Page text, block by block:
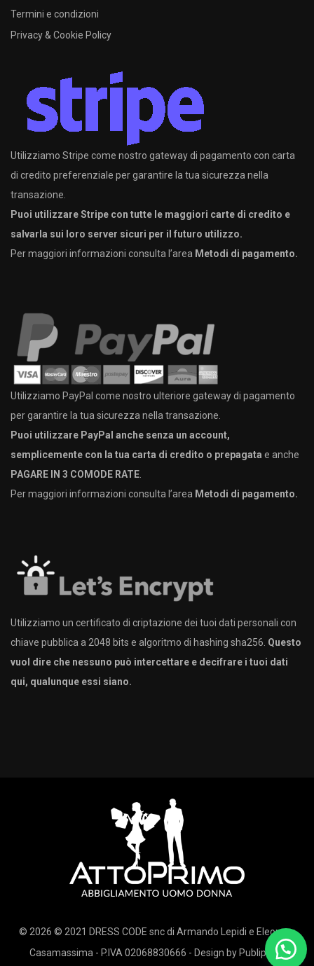
Termini e condizioni
Privacy & Cookie Policy
Utilizziamo Stripe come nostro gateway di pagamento con carta
di credito preferenziale per garantire la tua sicurezza nella
transazione.
Puoi utilizzare Stripe con tutte le maggiori carte di credito e
salvarla sui loro server sicuri per il futuro utilizzo.
Per maggiori informazioni consulta l’area Metodi di pagamento.
Utilizziamo PayPal come nostro ulteriore gateway di pagamento
per garantire la tua sicurezza nella transazione.
Puoi utilizzare PayPal anche senza un account,
semplicemente con la tua carta di credito o prepagata e anche
PAGARE IN 3 COMODE RATE.
Per maggiori informazioni consulta l’area Metodi di pagamento.
Utilizziamo un certificato di criptazione dei tuoi dati personali con
chiave pubblica a 2048 bits e algoritmo di hashing sha256. Questo
vuol dire che nessuno può intercettare e decifrare i tuoi dati
qui, qualunque essi siano.
© 2026 © 2021 DRESS CODE snc di Armando Lepidi e Eleonora
Casamassima - P.IVA 02068830666 - Design by Publipress